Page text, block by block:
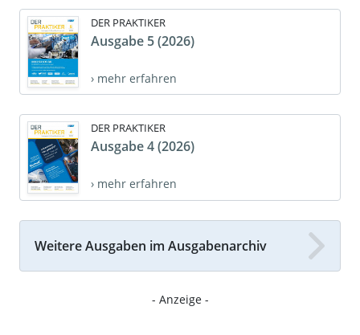
DER PRAKTIKER
Ausgabe 5 (2026)
› mehr erfahren
DER PRAKTIKER
Ausgabe 4 (2026)
› mehr erfahren
Weitere Ausgaben im Ausgabenarchiv
- Anzeige -